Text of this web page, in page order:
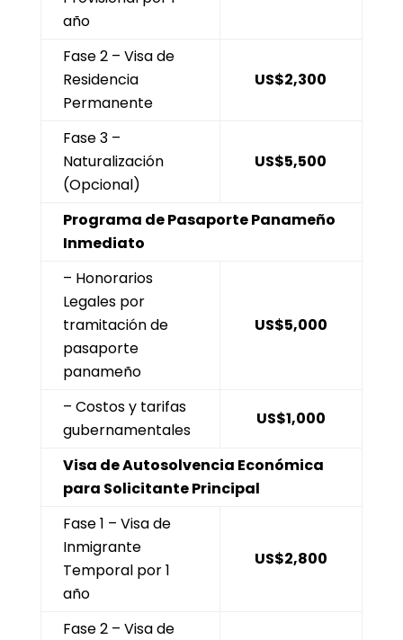
año
Fase 2 – Visa de
Residencia
Permanente
US$2,300
Fase 3 –
Naturalización
(Opcional)
US$5,500
Programa de Pasaporte Panameño
Inmediato
– Honorarios
Legales por
tramitación de
pasaporte
panameño
US$5,000
– Costos y tarifas
gubernamentales
US$1,000
Visa de Autosolvencia Económica
para Solicitante Principal
Fase 1 – Visa de
Inmigrante
Temporal por 1
año
US$2,800
Fase 2 – Visa de